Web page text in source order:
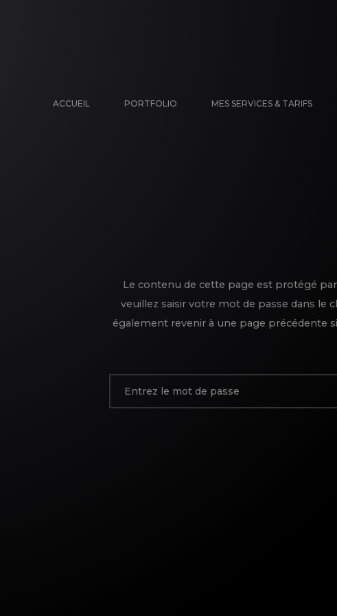
ACCUEIL PORTFOLIO MES SERVICES & TARIFS
Le contenu de cette page est protégé
veuillez saisir votre mot de passe dans le
également revenir à une page précédente